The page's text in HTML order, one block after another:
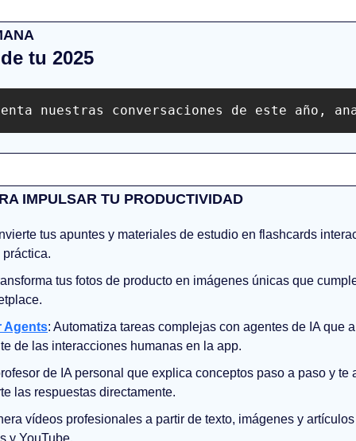
tu 2025
nuestras conversaciones de este
IMPULSAR TU PRODUCTIVIDAD
tus apuntes y materiales de estudio en flashcards
tus fotos de producto en imágenes únicas que
Agents: Automatiza tareas complejas con agentes de IA que
de las interacciones humanas en la app.
de IA personal que explica conceptos paso a paso y te
las respuestas directamente.
vídeos profesionales a partir de texto, imágenes y
y YouTube.